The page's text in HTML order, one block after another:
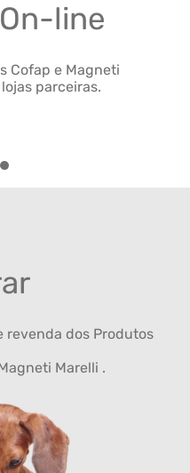
line
Cofap e Magneti
parceiras.
4
revenda dos Produtos
Marelli .